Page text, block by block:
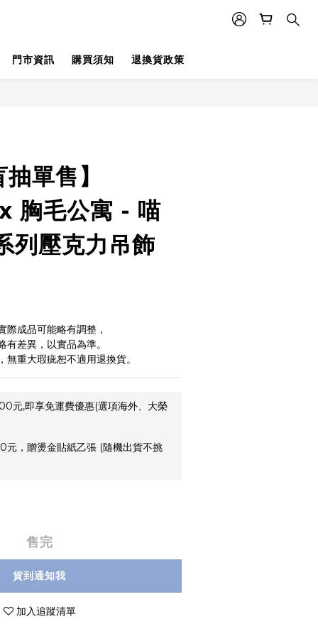
門市資訊 購買須知 退換貨政策
單售】
胸毛公寓 - 喵
列壓克力吊飾
際成品可能略有調整，
差異，以實品為準。
重大瑕疵恕不適用退換貨。
元,即享免運費優惠(選項海外、大榮
元，贈燙金貼紙乙張 (隨機出貨不挑
售完
貨到通知我
加入追蹤清單